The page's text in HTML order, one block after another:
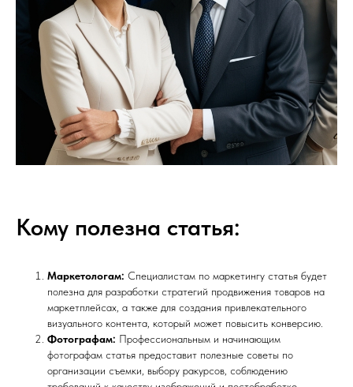
Кому полезна статья:
Маркетологам: Специалистам по маркетингу статья будет
полезна для разработки стратегий продвижения товаров на
маркетплейсах, а также для создания привлекательного
визуального контента, который может повысить конверсию.
Фотографам: Профессиональным и начинающим
фотографам статья предоставит полезные советы по
организации съемки, выбору ракурсов, соблюдению